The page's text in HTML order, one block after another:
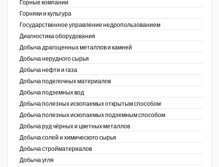
Горные компании
Горняки и культура
Государственное управление недропользованием
Диагностика оборудования
Добыча драгоценных металлов и камней
Добыча нерудного сырья
Добыча нефти и газа
Добыча поделочных материалов
Добыча подземных вод
Добыча полезных ископаемых открытым способом
Добыча полезных ископаемых подземным способом
Добыча руд чёрных и цветных металлов
Добыча солей и химического сырья
Добыча стройматериалов
Добыча угля
Уголь Кузбасса
Химагрегаты
Coal People Magazine
PWC